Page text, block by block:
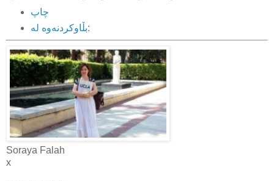
چاپ
بڵاوکردنه‌وه‌ له‌:
Soraya Falah
x